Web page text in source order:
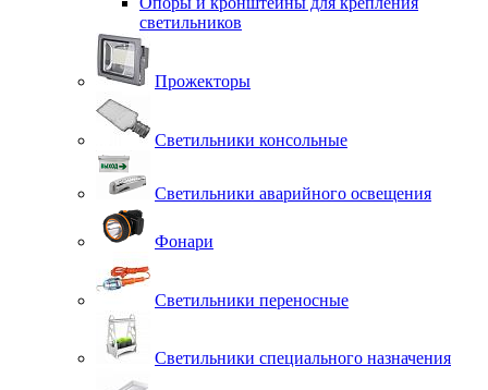
светильников
Прожекторы
Светильники консольные
Светильники аварийного освещения
Фонари
Светильники переносные
Светильники специального назначения